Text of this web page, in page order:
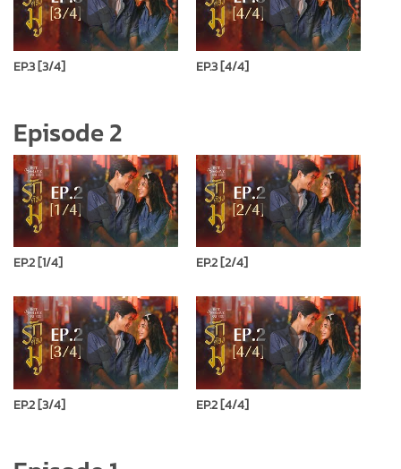
EP.3 [3/4] EP.3 [4/4]
Episode 2
EP.2 [1/4] EP.2 [2/4]
EP.2 [3/4] EP.2 [4/4]